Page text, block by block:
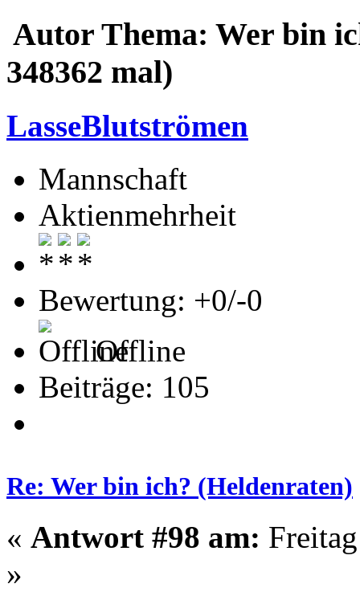
Autor Thema: Wer bin
348362 mal)
LasseBlutströmen
Mannschaft
Aktienmehrheit
Bewertung: +0/-0
Offline
Beiträge: 105
Re: Wer bin ich? (Heldenraten)
« Antwort #98 am:
»